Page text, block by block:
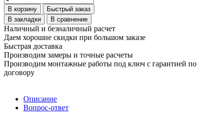
В корзину
Быстрый заказ
В закладки
В сравнение
Наличный и безналичный расчет
Даем хорошие скидки при большом заказе
Быстрая доставка
Производим замеры и точные расчеты
Производим монтажные работы под ключ с гарантией по
договору
Описание
Вопрос-ответ